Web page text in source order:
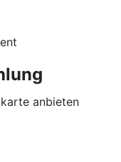
anbieten